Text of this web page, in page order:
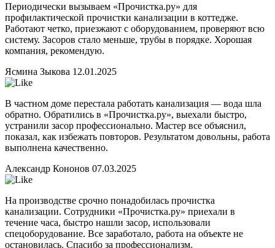
Периодически вызываем «Прочистка.ру» для
профилактической прочистки канализации в коттедже.
Работают четко, приезжают с оборудованием, проверяют всю
систему. Засоров стало меньше, трубы в порядке. Хорошая
компания, рекомендую.
Ясмина Зыкова 12.01.2025
В частном доме перестала работать канализация — вода шла
обратно. Обратились в «Прочистка.ру», выехали быстро,
устранили засор профессионально. Мастер все объяснил,
показал, как избежать повторов. Результатом довольны, работа
выполнена качественно.
Александр Кононов 07.03.2025
На производстве срочно понадобилась прочистка
канализации. Сотрудники «Прочистка.ру» приехали в
течение часа, быстро нашли засор, использовали
спецоборудование. Все заработало, работа на объекте не
остановилась. Спасибо за профессионализм.